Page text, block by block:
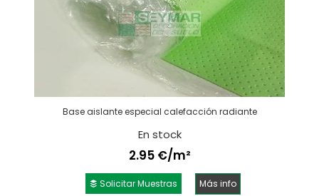
Base aislante especial calefacción radiante
En stock
2.95 €/m²
Solicitar Muestras Más info